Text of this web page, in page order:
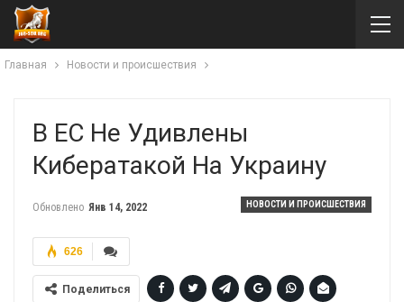
Главная Новости и происшествия
В ЕС Не Удивлены
Кибератакой На Украину
НОВОСТИ И ПРОИСШЕСТВИЯ
Обновлено Янв 14, 2022
626
Поделиться